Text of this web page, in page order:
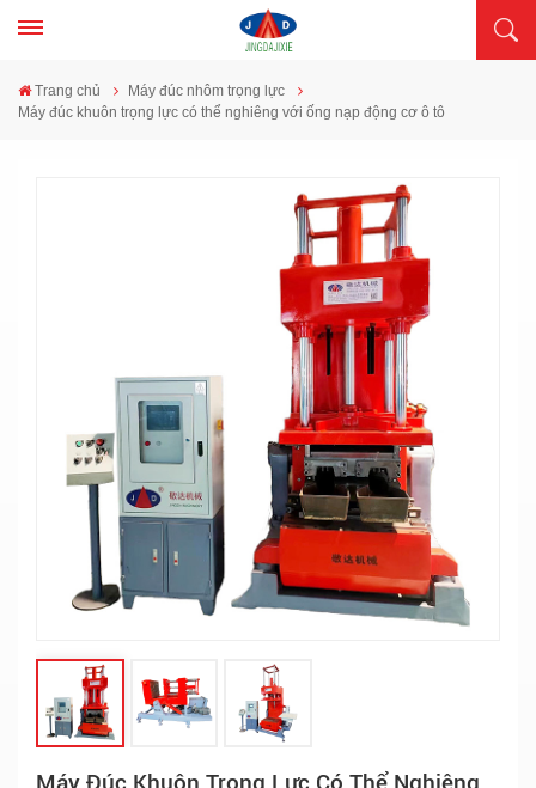
Trang chủ
Máy đúc nhôm trọng lực
Máy đúc khuôn trọng lực có thể nghiêng với ống nạp động cơ ô tô
Máy Đúc Khuôn Trọng Lực Có Thể Nghiêng